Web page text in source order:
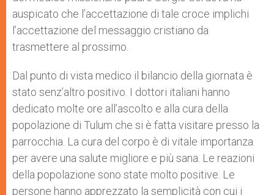
auspicato che l’accettazione di tale croce implichi
l’accettazione del messaggio cristiano da
trasmettere al prossimo.
Dal punto di vista medico il bilancio della giornata è
stato senz’altro positivo. I dottori italiani hanno
dedicato molte ore all’ascolto e alla cura della
popolazione di Tulum che si è fatta visitare presso la
parrocchia. La cura del corpo è di vitale importanza
per avere una salute migliore e più sana. Le reazioni
della popolazione sono state molto positive. Le
persone hanno apprezzato la semplicità con cui i